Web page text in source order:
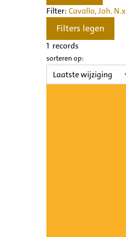
Filter:Cavallo, Joh. N.x
Filters legen
1 records
sorteren op: